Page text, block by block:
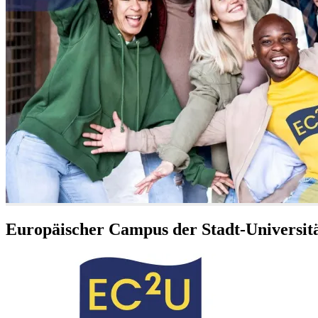
Europäischer Campus der Stadt-